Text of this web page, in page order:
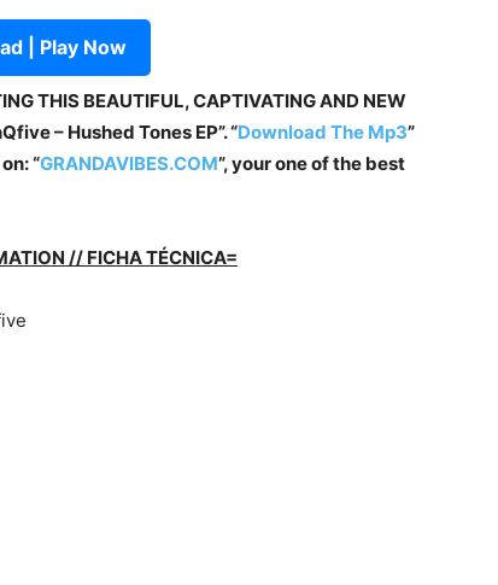
| Play Now
THIS BEAUTIFUL, CAPTIVATING AND NEW
– Hushed Tones EP”. “Download The Mp3”
“GRANDAVIBES.COM”, your one of the best
// FICHA TÉCNICA=